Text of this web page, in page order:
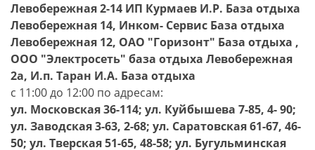
Левобережная 2-14 ИП Курмаев И.Р. База отдыха
Левобережная 14, Инком- Сервис База отдыха
Левобережная 12, ОАО "Горизонт" База отдыха ,
ООО "Электросеть" база отдыха Левобережная
2а, И.п. Таран И.А. База отдыха
с 11:00 до 12:00 по адресам:
ул. Московская 36-114; ул. Куйбышева 7-85, 4- 90;
ул. Заводская 3-63, 2-68; ул. Саратовская 61-67, 46-
50; ул. Тверская 51-65, 48-58; ул. Бугульминская